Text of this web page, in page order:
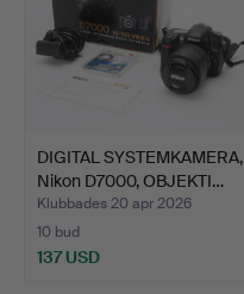
DIGITAL SYSTEMKAMERA,
Nikon D7000, OBJEKTI…
Klubbades 20 apr 2026
10 bud
137 USD